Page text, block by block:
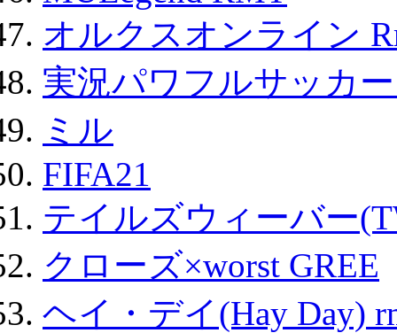
オルクスオンライン
実況パワフルサッカ
ミル
FIFA21
テイルズウィーバー
クローズ×worst GREE
ヘイ・デイ(Hay Day)